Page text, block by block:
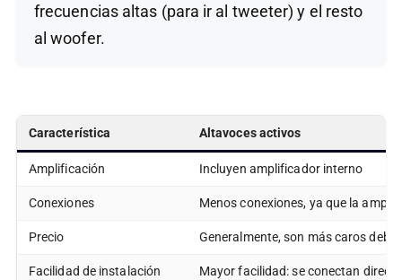
frecuencias altas (para ir al tweeter) y el resto
al woofer.
Característica Altavoces activos
Amplificación Incluyen amplificador interno
Conexiones Menos conexiones, ya que la
Precio Generalmente, son más caros
Facilidad de instalación Mayor facilidad: se conectan